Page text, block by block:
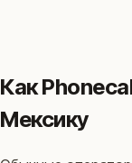
Как
Мексику